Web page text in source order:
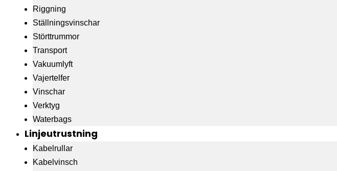
Riggning
Ställningsvinschar
Störttrummor
Transport
Vakuumlyft
Vajertelfer
Vinschar
Verktyg
Waterbags
Linjeutrustning
Kabelrullar
Kabelvinsch